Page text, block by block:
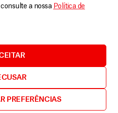
a nossa Política de
PREFERÊNCIAS